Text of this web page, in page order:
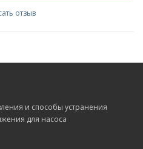
отзыв
и способы устранения
для насоса